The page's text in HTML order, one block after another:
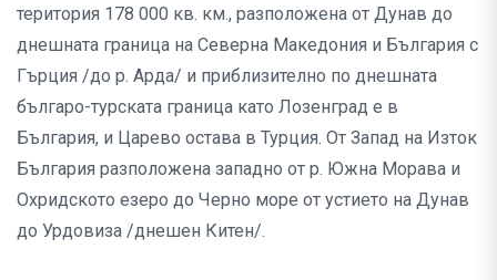
територия 178 000 кв. км., разположена от Дунав до
днешната граница на Северна Македония и България с
Гърция /до р. Арда/ и приблизително по днешната
българо-турската граница като Лозенград е в
България, и Царево остава в Турция. От Запад на Изток
България разположена западно от р. Южна Морава и
Охридското езеро до Черно море от устието на Дунав
до Урдовиза /днешен Китен/.